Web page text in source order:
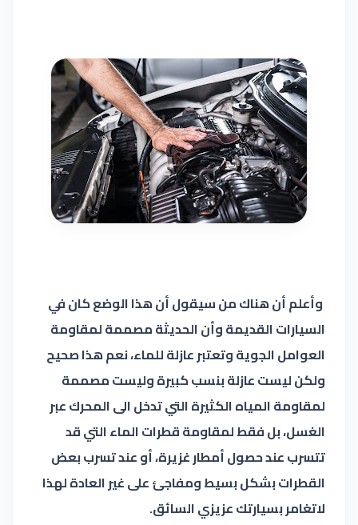
وأعلم أن هناك من سيقول أن هذا الوضع كان في
السيارات القديمة وأن الحديثة مصممة لمقاومة
العوامل الجوية وتعتبر عازلة للماء، نعم هذا صحيح
ولكن ليست عازلة بنسب كبيرة وليست مصممة
لمقاومة المياه الكثيرة التي تدخل الى المحرك عبر
الغسل، بل فقط لمقاومة قطرات الماء التي قد
تتسرب عند حصول أمطار غزيرة، أو عند تسرب بعض
القطرات بشكل بسيط ومفاجئ على غير العادة لهذا
لاتغامر بسيارتك عزيزي السائق.